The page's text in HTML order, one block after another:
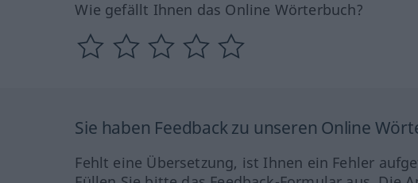
Wie gefällt Ihnen das Online Wörterbuch?
Sie haben Feedback zu unseren Online
Fehlt eine Übersetzung, ist Ihnen ein Fehler